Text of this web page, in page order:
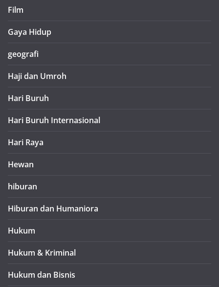
Film
Gaya Hidup
geografi
Haji dan Umroh
Hari Buruh
Hari Buruh Internasional
Hari Raya
Hewan
hiburan
Hiburan dan Humaniora
Hukum
Hukum & Kriminal
Hukum dan Bisnis